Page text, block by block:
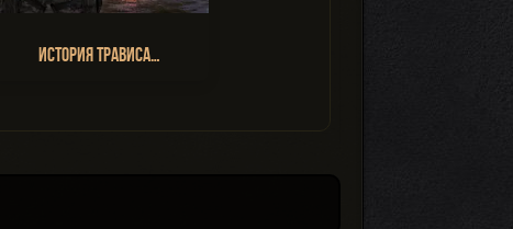
История Трависа…